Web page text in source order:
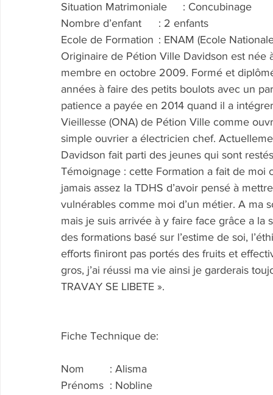
Situation Matrimoniale	: Concubinage
Nombre d’enfant	: 2 enfants
Ecole de Formation	: ENAM
Originaire de Pétion Ville Davidson est
membre en octobre 2009. Formé et
années à faire des petits boulots avec un
patience a payée en 2014 quand il a
Vieillesse (ONA) de Pétion Ville comme
simple ouvrier a électricien chef.
Davidson fait parti des jeunes qui sont
Témoignage : cette Formation a fait de moi
jamais assez la TDHS d’avoir pensé à
vulnérables comme moi d’un métier. A ma
mais je suis arrivée à y faire face grâce a la
des formations basé sur l’estime de soi,
efforts finiront pas portés des fruits et
gros, j’ai réussi ma vie ainsi je garderais
TRAVAY SE LIBETE ».
Fiche Technique de:
Nom	: Alisma
Prénoms	: Nobline